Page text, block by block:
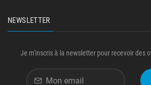
NEWSLETTER
Je m'inscris à la newsletter pour recevoir des